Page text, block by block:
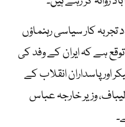
کار سیاسی رہنماؤں
ہے کہ ایران کے وفد کی
اور پاسداران انقلاب کے
وزیر خارجہ عباس